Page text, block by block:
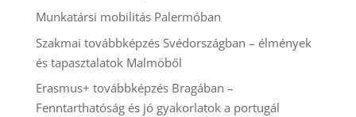
Munkatársi mobilitás Palermóban
Szakmai továbbképzés Svédországban – élmények
és tapasztalatok Malmöből
Erasmus+ továbbképzés Bragában –
Fenntarthatóság és jó gyakorlatok a portugál